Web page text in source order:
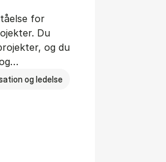
for
Du
og du
og ledelse